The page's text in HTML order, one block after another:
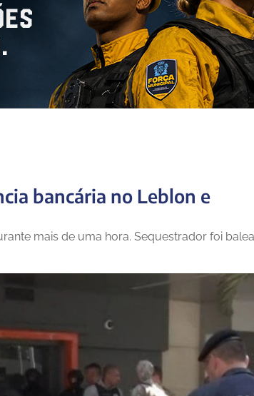
bancária no Leblon e
mais de uma hora. Sequestrador foi